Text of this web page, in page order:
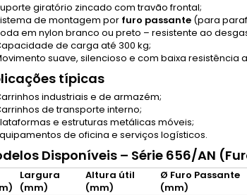
giratório zincado com travão frontal;
de montagem por furo passante (para
em nylon branco ou preto – resistente ao
de carga até 300 kg;
suave, silencioso e com baixa resistência
típicas
industriais e de armazém;
de transporte interno;
e estruturas metálicas móveis;
de oficina e serviços logísticos.
Disponíveis – Série 656/AN
Largura
(mm)
Altura útil
(mm)
Ø Furo Passante
(mm)